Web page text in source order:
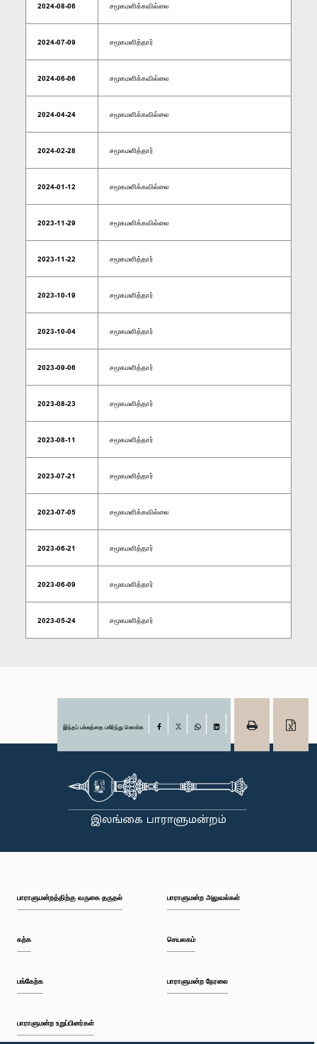
2024-08-06 சமூகமளிக்கவில்லை
2024-07-09 சமூகமளித்தார்
2024-06-06 சமூகமளிக்கவில்லை
2024-04-24 சமூகமளிக்கவில்லை
2024-02-28 சமூகமளித்தார்
2024-01-12 சமூகமளிக்கவில்லை
2023-11-29 சமூகமளிக்கவில்லை
2023-11-22 சமூகமளித்தார்
2023-10-19 சமூகமளித்தார்
2023-10-04 சமூகமளித்தார்
2023-09-06 சமூகமளித்தார்
2023-08-23 சமூகமளித்தார்
2023-08-11 சமூகமளித்தார்
2023-07-21 சமூகமளித்தார்
2023-07-05 சமூகமளிக்கவில்லை
2023-06-21 சமூகமளித்தார்
2023-06-09 சமூகமளித்தார்
2023-05-24 சமூகமளித்தார்
இந்தப் பக்கத்தை பகிர்ந்து கொள்க Facebook
பாராளுமன்றத்திற்கு வருகை தருதல்
கற்க
பங்கேற்க
பாராளுமன்ற உறுப்பினர்கள்
பாராளுமன்ற அலுவல்கள்
செயலகம்
பாராளுமன்ற நேரலை